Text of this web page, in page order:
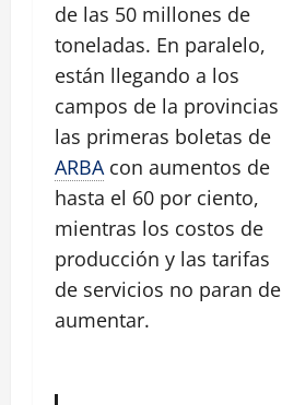
de las 50 millones de
toneladas. En paralelo,
están llegando a los
campos de la provincias
las primeras boletas de
ARBAcon aumentos de
hasta el 60 por ciento,
mientras los costos de
producción y las tarifas
de servicios no paran de
aumentar.